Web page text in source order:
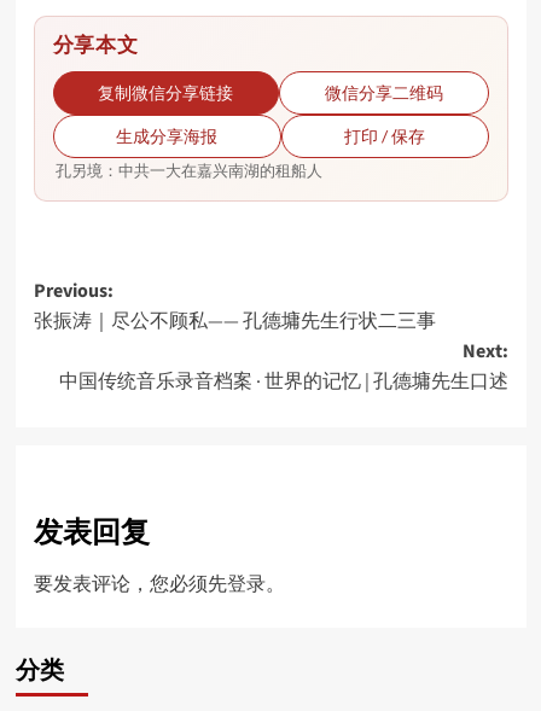
分享本文
复制微信分享链接 微信分享二维码
生成分享海报 打印 / 保存
孔另境：中共一大在嘉兴南湖的租船人
Post
navigation
Previous:
张振涛｜尽公不顾私—— 孔德墉先生行状二三事
Next:
中国传统音乐录音档案 · 世界的记忆 | 孔德墉先生口述
发表回复
要发表评论，您必须先登录。
分类